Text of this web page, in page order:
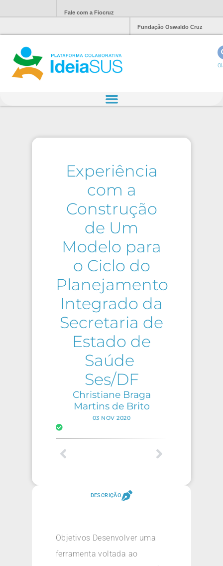
Fale com a Fiocruz
Fundação Oswaldo Cruz
Experiência
com a
Construção
de Um
Modelo para
o Ciclo do
Planejamento
Integrado da
Secretaria de
Estado de
Saúde 
Ses/DF
Christiane Braga
Martins de Brito
03 NOV 2020
DESCRIÇÃO
Objetivos Desenvolver uma
ferramenta voltada ao